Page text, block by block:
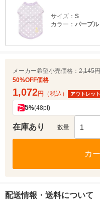
サイズ： S
カラー： パープル
メーカー希望小売価格： 2,145
50%OFF価格
1,072円 （税込） アウトレット
5%(48pt)
在庫あり 数量 1
カ
配送情報・送料について